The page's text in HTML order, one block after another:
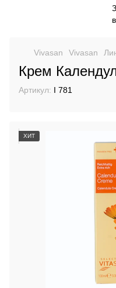
Vivasan Vіvasan
Крем
Артикул: I 781
ХИТ